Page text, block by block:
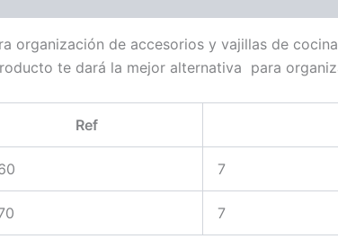
organización de accesorios y vajillas de
te dará la mejor alternativa para
Ref
7
7